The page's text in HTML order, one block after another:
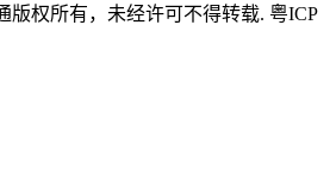
版权所有，未经许可不得转载. 粤ICP